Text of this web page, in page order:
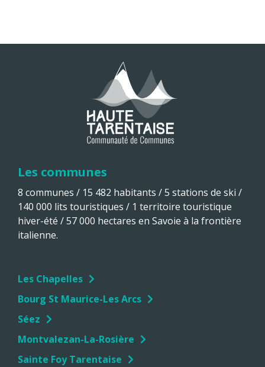
Les communes
8 communes / 15 482 habitants / 5 stations de ski /
140 000 lits touristiques / 1 territoire touristique
hiver-été / 57 000 hectares en Savoie à la frontière
italienne.
Les Chapelles
Bourg St Maurice-Les Arcs
Séez
Montvalezan-La-Rosière
Sainte Foy Tarentaise